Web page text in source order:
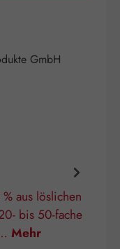
GmbH
aus löslichen
bis 50-fache
Mehr